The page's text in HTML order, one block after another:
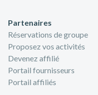
Partenaires
Réservations de groupe
Proposez vos activités
Devenez affilié
Portail fournisseurs
Portail affiliés